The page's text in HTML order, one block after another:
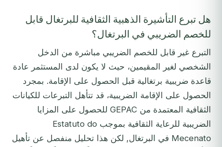
هل تبرع التأشيرة الذهبية الثقافية للبرتغال قابل
للخصم الضريبي في البرتغال؟
التبرع غير قابل للخصم الضريبي مباشرة من الدخل
الشخصي لغير المقيمين، حيث لا يكون لدى المستثمر عادة
قاعدة ضريبية برتغالية قبل الحصول على الإقامة. بمجرد
الحصول على الإقامة الضريبية، قد تتأهل التبرعات للكيانات
الثقافية المعتمدة من GEPAC للحصول على المزايا
الضريبية للرعاية الثقافية بموجب Estatuto do
Mecenato في البرتغال, لكن هذا تحليل منفصل عن تأهيل